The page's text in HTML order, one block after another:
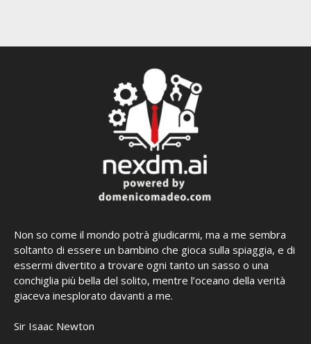
Non so come il mondo potrà giudicarmi, ma a me sembra
soltanto di essere un bambino che gioca sulla spiaggia, e di
essermi divertito a trovare ogni tanto un sasso o una
conchiglia più bella del solito, mentre l’oceano della verità
giaceva inesplorato davanti a me.
Sir Isaac Newton